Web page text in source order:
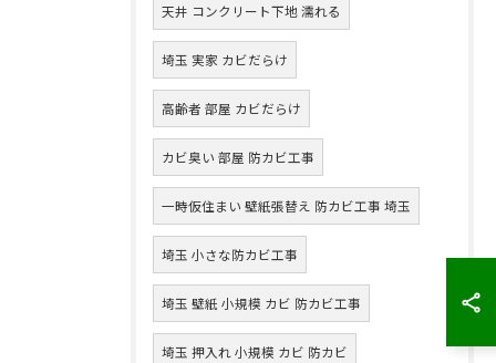
天井 コンクリート下地 濡れる
埼玉 実家 カビだらけ
高齢者 部屋 カビだらけ
カビ臭い 部屋 防カビ工事
一時仮住まい 壁紙張替え 防カビ工事 埼玉
埼玉 小さな防カビ工事
埼玉 壁紙 小規模 カビ 防カビ工事
埼玉 押入れ 小規模 カビ 防カビ